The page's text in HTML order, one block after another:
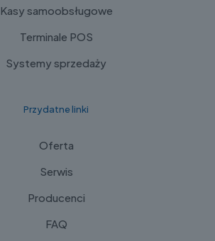
Kasy samoobsługowe
Terminale POS
Systemy sprzedaży
Przydatne linki
Oferta
Serwis
Producenci
FAQ